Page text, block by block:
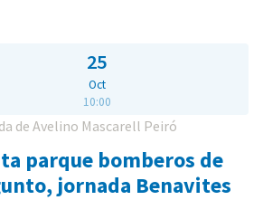
25
Oct
10:00
de Avelino Mascarell Peiró
parque bomberos de
jornada Benavites